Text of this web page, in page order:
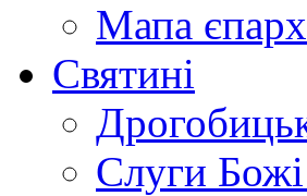
Мапа
Святині
Слуги Божі